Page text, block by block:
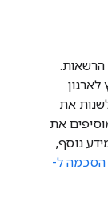
הרשאות.
את
נוסף,
הסכמה ל-